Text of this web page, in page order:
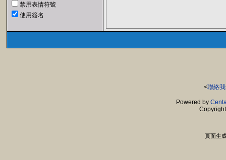
禁用表情符號
使用簽名
<聯絡
Powered by
頁面生